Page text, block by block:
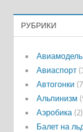
РУБРИКИ
Авиаспорт
Автогонки
Альпинизм
Аэробика (2)
Балет на